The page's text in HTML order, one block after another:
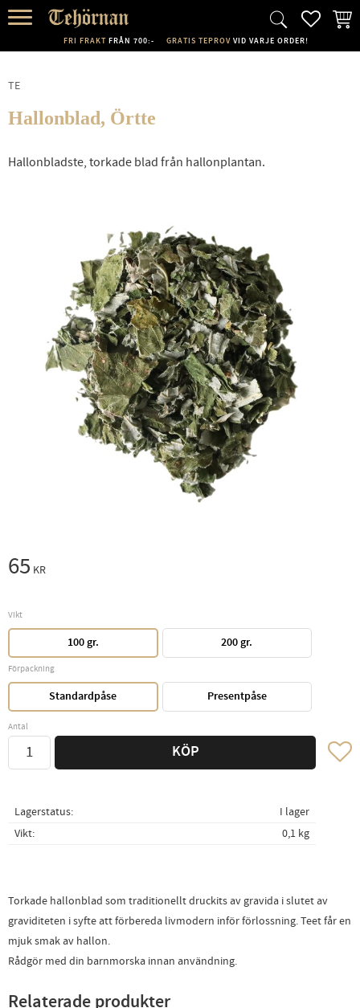
FRI FRAKT FRÅN 700:- GRATIS TEPROV VID VARJE ORDER!
TE
Hallonblad, Örtte
Hallonbladste, torkade blad från hallonplantan.
65 KR
Vikt
100 gr. 200 gr.
Förpackning
Standardpåse Presentpåse
Antal
KÖP Lägg
Lagerstatus
I lager
Vikt
0,1 kg
Torkade hallonblad som traditionellt druckits av gravida i slutet av
graviditeten i syfte att förbereda livmodern inför förlossning. Teet får en
mjuk smak av hallon.
Rådgör med din barnmorska innan användning.
Relaterade produkter